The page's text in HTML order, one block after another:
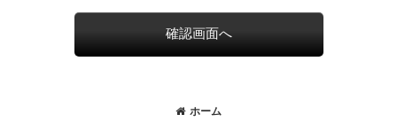
確認画面へ
ホーム